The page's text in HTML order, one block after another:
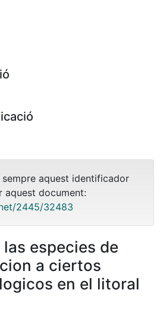
aquest identificador
aquest document:
2445/32483
especies de
a ciertos
en el litoral